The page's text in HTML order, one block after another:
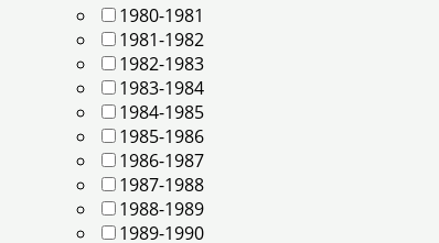
1980-1981
1981-1982
1982-1983
1983-1984
1984-1985
1985-1986
1986-1987
1987-1988
1988-1989
1989-1990